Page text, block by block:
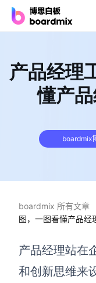
产品
博思白板
博思白板
博思白板
博思设计
一体化产品
产品经理
懂产
boardmix
boardmix 所有文章
图，一图看懂产品经
产品经理站在
和创新思维来